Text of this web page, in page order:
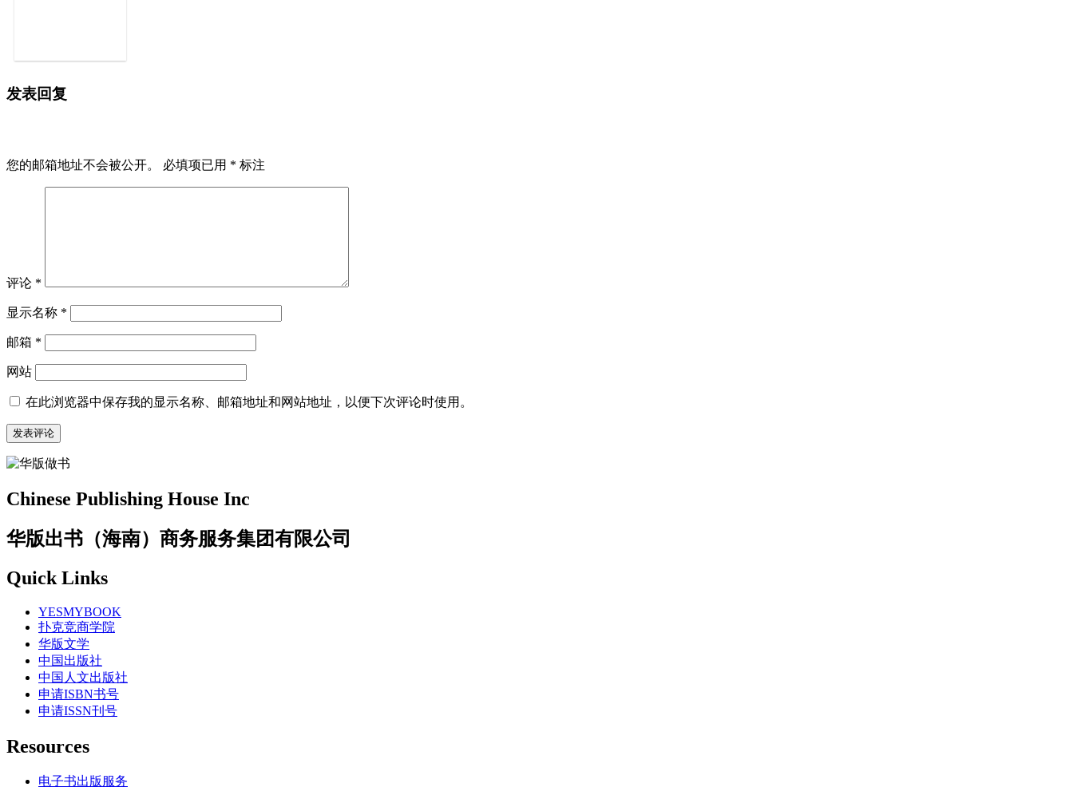
发表回复
您的邮箱地址不会被公开。 必填项已用 * 标注
评论 *
显示名称 *
邮箱 *
网站
在此浏览器中保存我的显示名称、邮箱地址和网站地址，以便下次评论时使用。
Chinese Publishing House Inc
华版出书（海南）商务服务集团有限公司
Quick Links
YESMYBOOK
扑克竞商学院
华版文学
中国出版社
中国人文出版社
申请ISBN书号
申请ISSN刊号
Resources
电子书出版服务